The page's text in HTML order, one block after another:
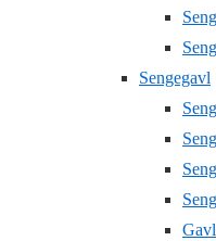
Sengegavl
Gavl